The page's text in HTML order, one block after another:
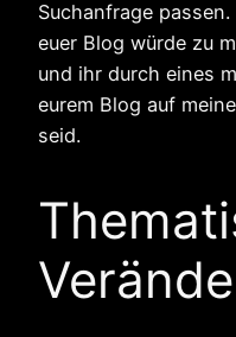
Suchanfrage
euer Blog würde zu
und ihr durch eines
eurem Blog auf
seid.